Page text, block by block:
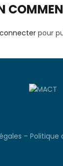
pour
– Politique